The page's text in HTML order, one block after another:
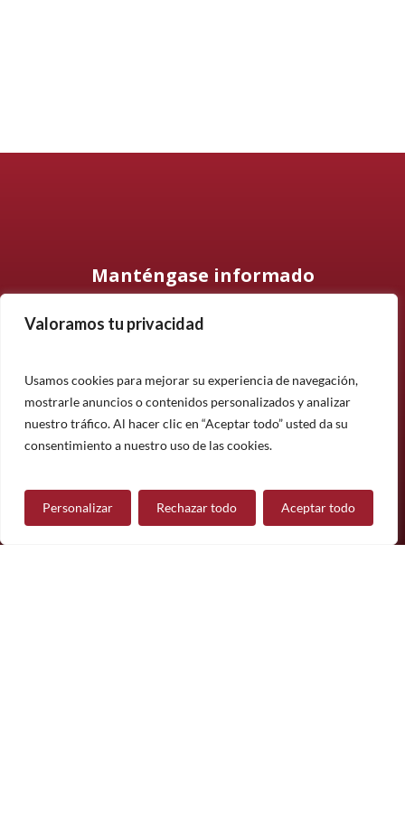
Valoramos tu privacidad
Usamos cookies para mejorar su experiencia de navegación,
mostrarle anuncios o contenidos personalizados y analizar
nuestro tráfico. Al hacer clic en “Aceptar todo” usted da su
consentimiento a nuestro uso de las cookies.
Personalizar Rechazar todo Aceptar todo
Manténgase informado
Suscríbase a nuestro boletín informativo y manténgase
noticias.
Suscríbete
¿Tiene alguna pregunta?
Contáctanos